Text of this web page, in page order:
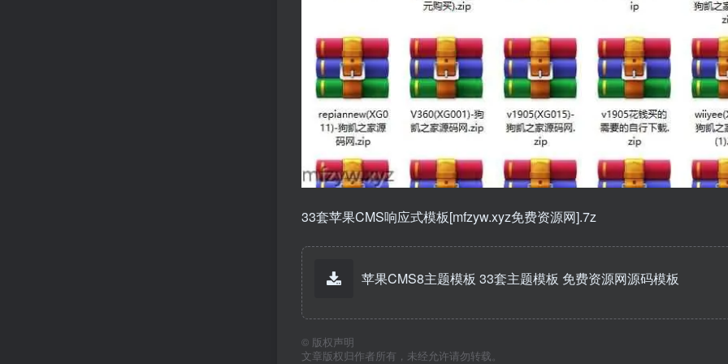
33套苹果CMS响应式模板[mfzyw.xyz免费资源网].7z
苹果CMS8主题模板 33套主题模板 免费资源网源码模板
© 版权声明
文章版权归作者所有，未经允许请勿转载。